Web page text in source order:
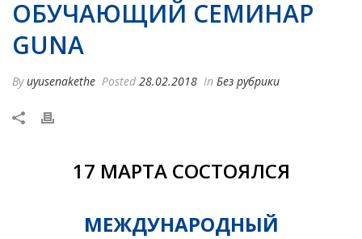
ОБУЧАЮЩИЙ СЕМИНАР
GUNA
Byuyusenakethe Posted 28.02.2018 In Без рубрики
17 МАРТА СОСТОЯЛСЯ
МЕЖДУНАРОДНЫЙ